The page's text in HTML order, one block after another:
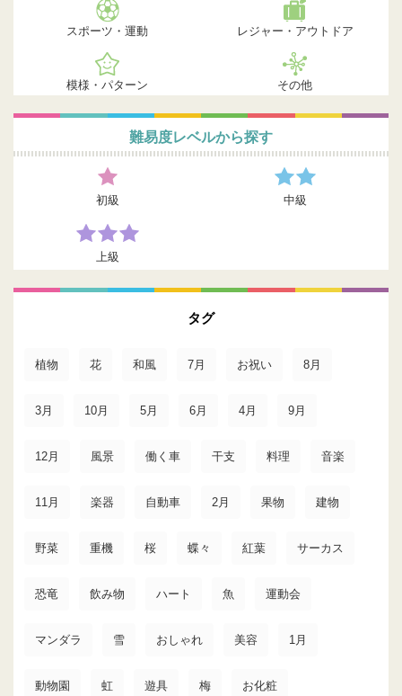
スポーツ・運動 レジャー・アウトドア
模様・パターン その他
難易度レベルから探す
初級 中級
上級
タグ
植物 花 和風 7月 お祝い 8月
3月 10月 5月 6月 4月 9月
12月 風景 働く車 干支 料理 音楽
11月 楽器 自動車 2月 果物 建物
野菜 重機 桜 蝶々 紅葉 サーカス
恐竜 飲み物 ハート 魚 運動会
マンダラ 雪 おしゃれ 美容 1月
動物園 虹 遊具 梅 お化粧